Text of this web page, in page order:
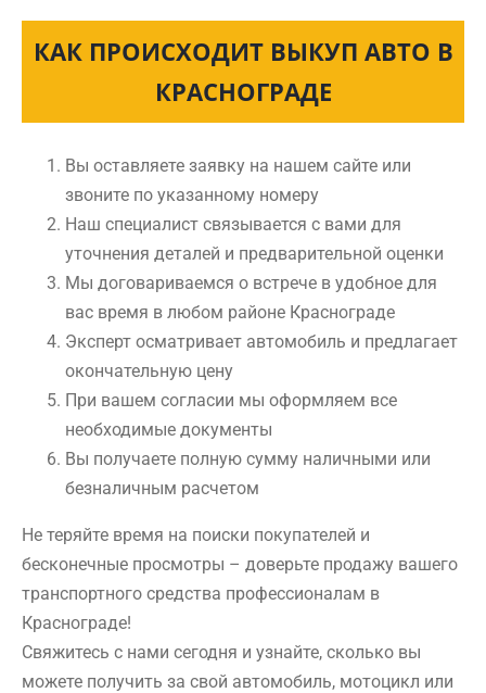
КАК ПРОИСХОДИТ ВЫКУП АВТО В
КРАСНОГРАДЕ
Вы оставляете заявку на нашем сайте или
звоните по указанному номеру
Наш специалист связывается с вами для
уточнения деталей и предварительной оценки
Мы договариваемся о встрече в удобное для
вас время в любом районе Краснограде
Эксперт осматривает автомобиль и предлагает
окончательную цену
При вашем согласии мы оформляем все
необходимые документы
Вы получаете полную сумму наличными или
безналичным расчетом
Не теряйте время на поиски покупателей и
бесконечные просмотры – доверьте продажу вашего
транспортного средства профессионалам в
Краснограде!
Свяжитесь с нами сегодня и узнайте, сколько вы
можете получить за свой автомобиль, мотоцикл или